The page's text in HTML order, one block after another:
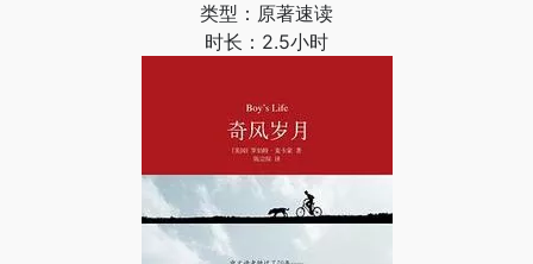
类型：原著速读
时长：2.5小时